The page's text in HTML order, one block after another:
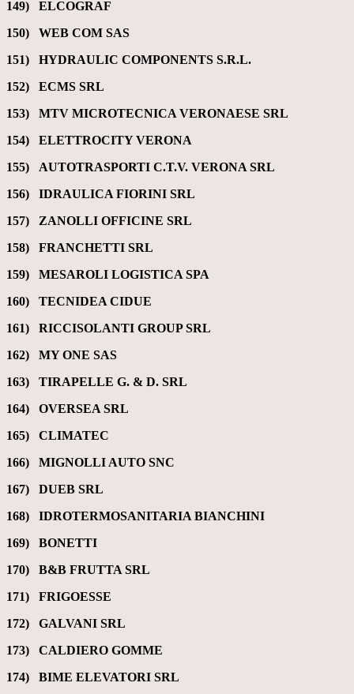
149) ELCOGRAF
150) WEB COM SAS
151) HYDRAULIC COMPONENTS S.R.L.
152) ECMS SRL
153) MTV MICROTECNICA VERONAESE SRL
154) ELETTROCITY VERONA
155) AUTOTRASPORTI C.T.V. VERONA SRL
156) IDRAULICA FIORINI SRL
157) ZANOLLI OFFICINE SRL
158) FRANCHETTI SRL
159) MESAROLI LOGISTICA SPA
160) TECNIDEA CIDUE
161) RICCISOLANTI GROUP SRL
162) MY ONE SAS
163) TIRAPELLE G. & D. SRL
164) OVERSEA SRL
165) CLIMATEC
166) MIGNOLLI AUTO SNC
167) DUEB SRL
168) IDROTERMOSANITARIA BIANCHINI
169) BONETTI
170) B&B FRUTTA SRL
171) FRIGOESSE
172) GALVANI SRL
173) CALDIERO GOMME
174) BIME ELEVATORI SRL